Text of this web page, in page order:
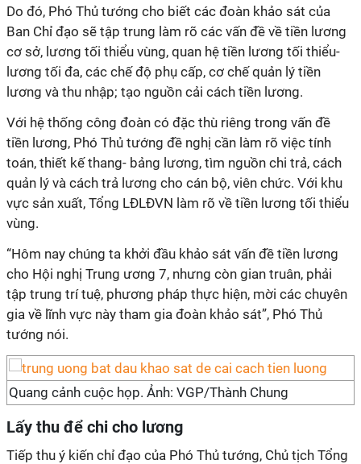
Do đó, Phó Thủ tướng cho biết các đoàn khảo sát của
Ban Chỉ đạo sẽ tập trung làm rõ các vấn đề về tiền lương
cơ sở, lương tối thiểu vùng, quan hệ tiền lương tối thiểu-
lương tối đa, các chế độ phụ cấp, cơ chế quản lý tiền
lương và thu nhập; tạo nguồn cải cách tiền lương.
Với hệ thống công đoàn có đặc thù riêng trong vấn đề
tiền lương, Phó Thủ tướng đề nghị cần làm rõ việc tính
toán, thiết kế thang- bảng lương, tìm nguồn chi trả, cách
quản lý và cách trả lương cho cán bộ, viên chức. Với khu
vực sản xuất, Tổng LĐLĐVN làm rõ về tiền lương tối thiểu
vùng.
“Hôm nay chúng ta khởi đầu khảo sát vấn đề tiền lương
cho Hội nghị Trung ương 7, nhưng còn gian truân, phải
tập trung trí tuệ, phương pháp thực hiện, mời các chuyên
gia về lĩnh vực này tham gia đoàn khảo sát”, Phó Thủ
tướng nói.
Quang cảnh cuộc họp. Ảnh: VGP/Thành Chung
Lấy thu để chi cho lương
Tiếp thu ý kiến chỉ đạo của Phó Thủ tướng, Chủ tịch Tổng